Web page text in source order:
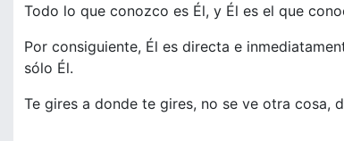
Todo lo que conozco es Él, y Él es el que
Por consiguiente, Él es directa e
sólo Él.
Te gires a donde te gires, no se ve otra cosa,